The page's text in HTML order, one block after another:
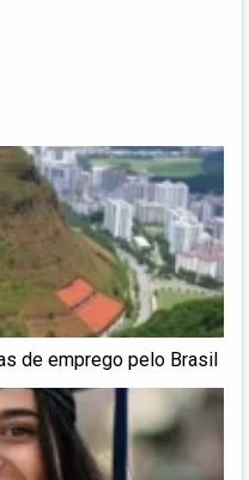
de emprego pelo Brasil